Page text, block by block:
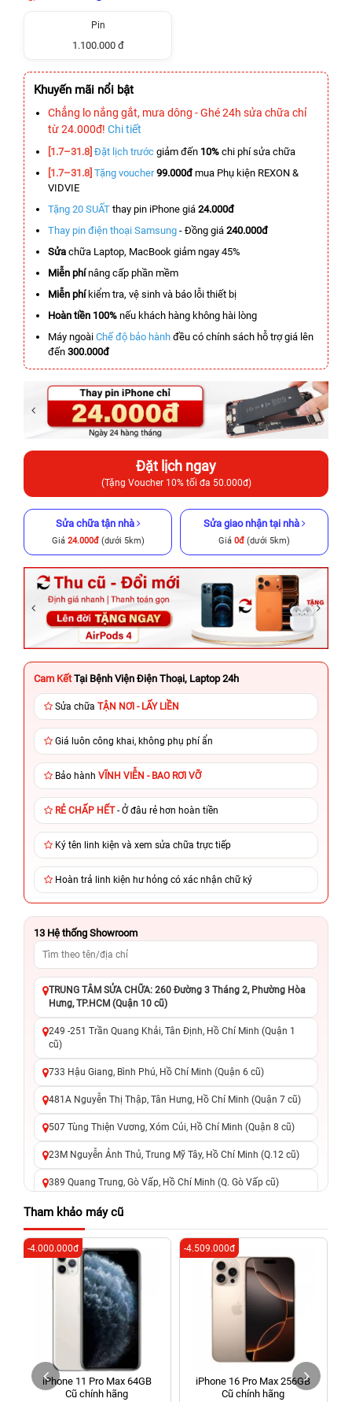
Pin
1.100.000 đ
Khuyến mãi nổi bật
Chẳng lo nắng gắt, mưa dông - Ghé 24h sửa chữa chỉ
từ 24.000đ! Chi tiết
[1.7–31.8] Đặt lịch trước giảm đến 10% chi phí sửa chữa
[1.7–31.8] Tặng voucher 99.000đmua Phụ kiện REXON &
VIDVIE
Tặng 20 SUẤT thay pin iPhone giá 24.000đ
Thay pin điện thoại Samsung - Đồng giá 240.000đ
Sửa chữa Laptop, MacBook giảm ngay 45%
Miễn phínâng cấp phần mềm
Miễn phíkiểm tra, vệ sinh và báo lỗi thiết bị
Hoàn tiền 100% nếu khách hàng không hài lòng
Máy ngoài Chế độ bảo hành đều có chính sách hỗ trợ giá lên
đến 300.000đ
Đặt lịch ngay
(Tặng Voucher 10% tối đa 50.000đ)
Sửa chữa tận nhà
Giá 24.000đ(dưới 5km)
Sửa giao nhận tại nhà
Giá 0đ (dưới 5km)
Cam Kết Tại Bệnh Viện Điện Thoại, Laptop 24h
Sửa chữa TẬN NƠI - LẤY LIỀN
Giá luôn công khai, không phụ phí ẩn
Bảo hành VĨNH VIỄN - BAO RƠI VỠ
RẺ CHẤP HẾT- Ở đâu rẻ hơn hoàn tiền
Ký tên linh kiện và xem sửa chữa trực tiếp
Hoàn trả linh kiện hư hỏng có xác nhận chữ ký
13 Hệ thống Showroom
TRUNG TÂM SỬA CHỮA: 260 Đường 3 Tháng 2, Phường Hòa
Hưng, TP.HCM (Quận 10 cũ)
249 -251 Trần Quang Khải, Tân Định, Hồ Chí Minh (Quận 1
cũ)
733 Hậu Giang, Bình Phú, Hồ Chí Minh (Quận 6 cũ)
481A Nguyễn Thị Thập, Tân Hưng, Hồ Chí Minh (Quận 7 cũ)
507 Tùng Thiện Vương, Xóm Củi, Hồ Chí Minh (Quận 8 cũ)
23M Nguyễn Ảnh Thủ, Trung Mỹ Tây, Hồ Chí Minh (Q.12 cũ)
389 Quang Trung, Gò Vấp, Hồ Chí Minh (Q. Gò Vấp cũ)
625 - 625A Âu Cơ, Tân Phú, Hồ Chí Minh (Quận Tân Phú cũ)
326 Lê Văn Việt, Tăng Nhơn Phú, Hồ Chí Minh (Q.9 TP. Thủ
Đức cũ)
256 Võ Văn Ngân, Thủ Đức, Hồ Chí Minh (Bình Thọ, TP. Thủ
70 Nguyễn An Ninh, Dĩ An, Hồ Chí Minh (Bình Dương Cũ)
24h Vũng Tàu: 162A Ba Cu, Vũng Tàu, Hồ Chí Minh (TP. Vũng
Tàu cũ)
198 Hoàng Văn Thụ, Tân Sơn Nhất, Hồ Chí Minh (Tân Bình
Tham khảo máy cũ
iPhone 11 Pro Max 64GB
Cũ chính hãng
-4.000.000đ
iPhone 16 Pro Max 256GB
Cũ chính hãng
-4.509.000đ